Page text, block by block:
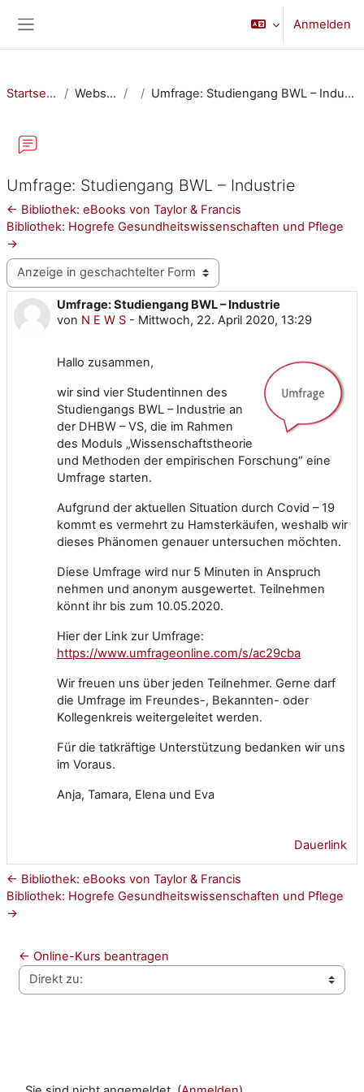
Anmelden
Startseite Website Umfrage: Studiengang BWL – Industrie
Umfrage: Studiengang BWL – Industrie
← Bibliothek: eBooks von Taylor & Francis
Bibliothek: Hogrefe Gesundheitswissenschaften und Pflege
→
Anzeigemodus
Umfrage: Studiengang BWL – Industrie
von N E W S - Mittwoch, 22. April 2020, 13:29
Anzahl Antworten: 0
Hallo zusammen,
wir sind vier Studentinnen des
Studiengangs BWL – Industrie an
der DHBW – VS, die im Rahmen
des Moduls „Wissenschaftstheorie
und Methoden der empirischen Forschung“ eine
Umfrage starten.
Aufgrund der aktuellen Situation durch Covid – 19
kommt es vermehrt zu Hamsterkäufen, weshalb wir
dieses Phänomen genauer untersuchen möchten.
Diese Umfrage wird nur 5 Minuten in Anspruch
nehmen und anonym ausgewertet. Teilnehmen
könnt ihr bis zum 10.05.2020.
Hier der Link zur Umfrage:
https://www.umfrageonline.com/s/ac29cba
Wir freuen uns über jeden Teilnehmer. Gerne darf
die Umfrage im Freundes-, Bekannten- oder
Kollegenkreis weitergeleitet werden.
Für die tatkräftige Unterstützung bedanken wir uns
im Voraus.
Anja, Tamara, Elena und Eva
Dauerlink
← Bibliothek: eBooks von Taylor & Francis
Bibliothek: Hogrefe Gesundheitswissenschaften und Pflege
→
← Online-Kurs beantragen
Direkt zu: